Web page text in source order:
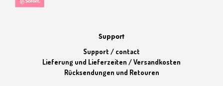
Support
Support / contact
Lieferung und Lieferzeiten / Versandkosten
Rücksendungen und Retouren